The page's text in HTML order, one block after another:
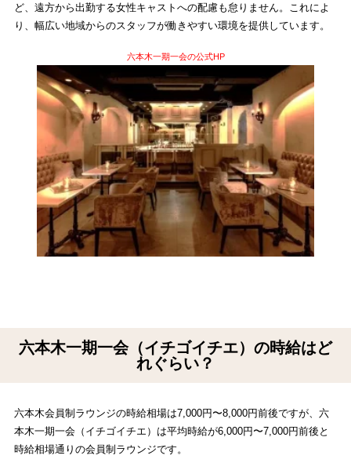
ど、遠方から出勤する女性キャストへの配慮も怠りません。これによ
り、幅広い地域からのスタッフが働きやすい環境を提供しています。
六本木一期一会の公式HP
六本木一期一会（イチゴイチエ）の時給はど
れぐらい？
六本木会員制ラウンジの時給相場は7,000円〜8,000円前後ですが、六
本木一期一会（イチゴイチエ）は平均時給が6,000円〜7,000円前後と
時給相場通りの会員制ラウンジです。